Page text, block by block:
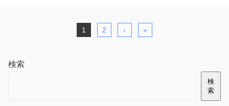
1 2 › »
検索
検
索